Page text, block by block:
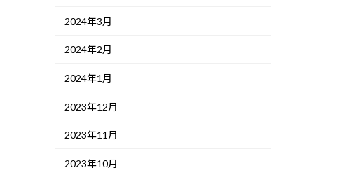
2024年3月
2024年2月
2024年1月
2023年12月
2023年11月
2023年10月